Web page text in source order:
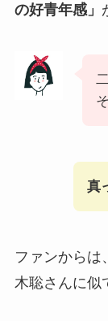
の好青年感」
真
ファンからは、
木聡さんに似